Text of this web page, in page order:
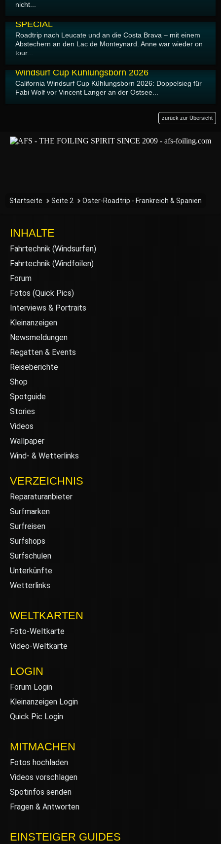
nicht...
SPECIAL
Roadtrip nach Leucate und an die Costa Brava – mit einem
Abstechern an den Lac de Monteynard. Anne war wieder on
tour...
Windsurf Cup Kühlungsborn 2026
California Windsurf Cup Kühlungsborn 2026: Doppelsieg für
Fabi Wolf vor Vincent Langer an der Ostsee...
zurück zur Übersicht
Startseite Seite 2 Oster-Roadtrip - Frankreich & Spanien
INHALTE
Fahrtechnik (Windsurfen)
Fahrtechnik (Windfoilen)
Forum
Fotos (Quick Pics)
Interviews & Portraits
Kleinanzeigen
Newsmeldungen
Regatten & Events
Reiseberichte
Shop
Spotguide
Stories
Videos
Wallpaper
Wind- & Wetterlinks
VERZEICHNIS
Reparaturanbieter
Surfmarken
Surfreisen
Surfshops
Surfschulen
Unterkünfte
Wetterlinks
WELTKARTEN
Foto-Weltkarte
Video-Weltkarte
LOGIN
Forum Login
Kleinanzeigen Login
Quick Pic Login
MITMACHEN
Fotos hochladen
Videos vorschlagen
Spotinfos senden
Fragen & Antworten
EINSTEIGER GUIDES